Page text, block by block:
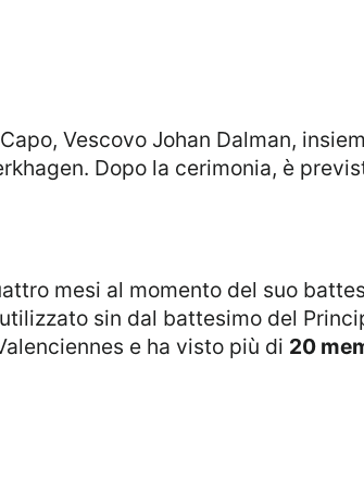
Dopo la cerimonia, è
mesi al momento del suo
sin dal battesimo del
e ha visto più di 20